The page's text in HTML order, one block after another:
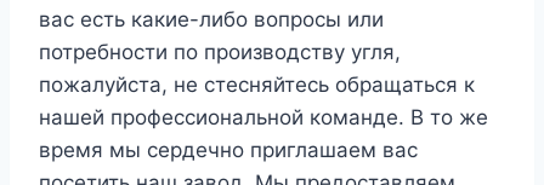
вас есть какие-либо вопросы или
потребности по производству угля,
пожалуйста, не стесняйтесь обращаться к
нашей профессиональной команде. В то же
время мы сердечно приглашаем вас